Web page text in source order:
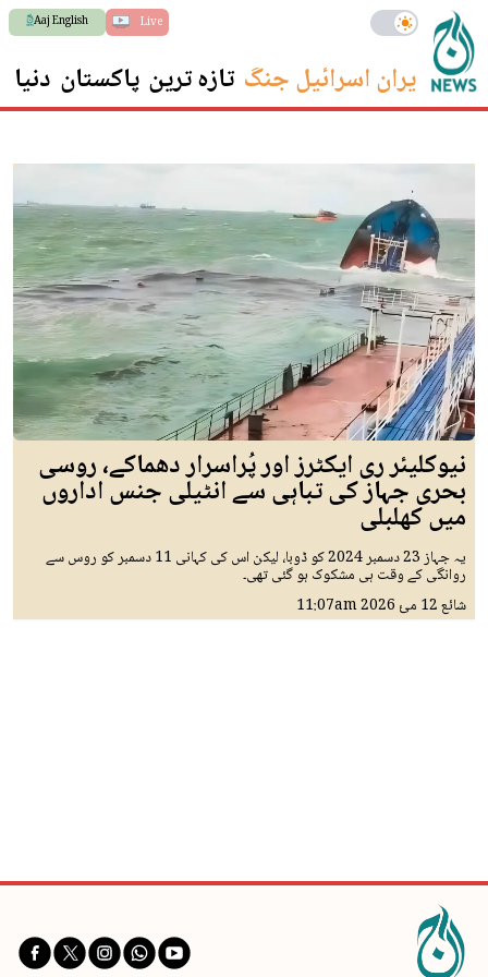
Live
Aaj English
ایران اسرائیل جنگ تازہ ترین پاکستان دنیا
نیوکلیئر ری ایکٹرز اور پُراسرار دھماکے، روسی
بحری جہاز کی تباہی سے انٹیلی جنس اداروں
میں کھلبلی
یہ جہاز 23 دسمبر 2024 کو ڈوبا، لیکن اس کی کہانی 11 دسمبر کو روس سے
روانگی کے وقت ہی مشکوک ہو گئی تھی۔
شائع12 مئ 2026 11:07am